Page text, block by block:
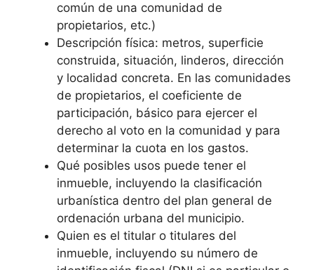
común de una comunidad de
propietarios, etc.)
Descripción física: metros, superficie
construida, situación, linderos, dirección
y localidad concreta. En las comunidades
de propietarios, el coeficiente de
participación, básico para ejercer el
derecho al voto en la comunidad y para
determinar la cuota en los gastos.
Qué posibles usos puede tener el
inmueble, incluyendo la clasificación
urbanística dentro del plan general de
ordenación urbana del municipio.
Quien es el titular o titulares del
inmueble, incluyendo su número de